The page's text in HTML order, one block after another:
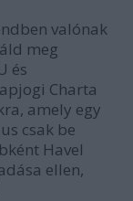
valónak
meg
és
Charta
amely egy
csak be
Havel
ellen,